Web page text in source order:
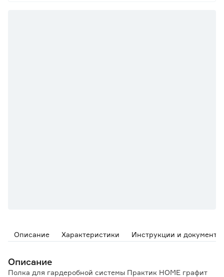
Описание Характеристики Инструкции и документы
Описание
Полка для гардеробной системы Практик HOME графит